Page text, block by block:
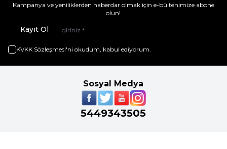
Kampanya ve yeniliklerden haberdar olmak için e-bültenimize abone
olun!
Kayıt Ol
KVKK Sözleşmesi'ni okudum, kabul ediyorum.
Sosyal Medya
5449343505